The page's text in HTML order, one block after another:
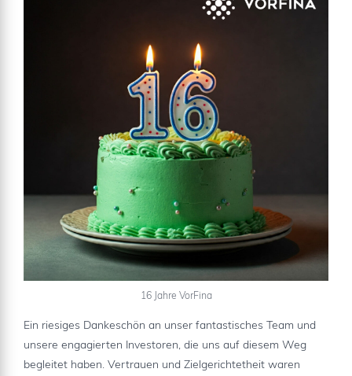
16 Jahre VorFina
Ein riesiges Dankeschön an unser fantastisches Team und
unsere engagierten Investoren, die uns auf diesem Weg
begleitet haben. Vertrauen und Zielgerichtetheit waren